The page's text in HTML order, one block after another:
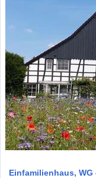
Einfamilienhaus,